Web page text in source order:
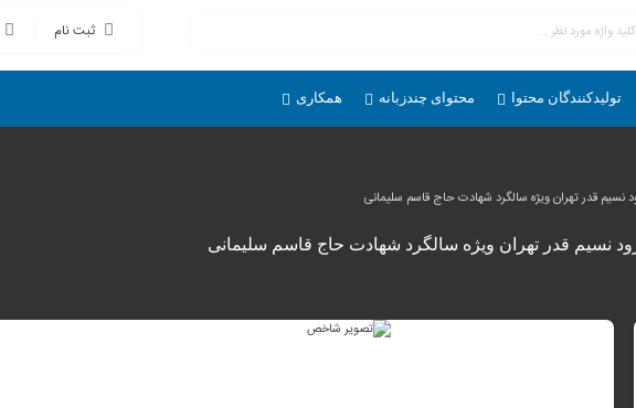
ثبت نام
تولیدکنندگان محتوا محتوای چندزبانه همکاری
نسیم قدر تهران ویژه سالگرد شهادت حاج قاسم سلیمانی
نسیم قدر تهران ویژه سالگرد شهادت حاج قاسم سلیمانی